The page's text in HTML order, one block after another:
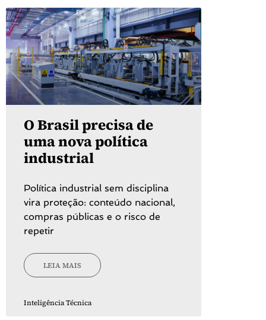
O Brasil precisa de
uma nova política
industrial
Política industrial sem disciplina
vira proteção: conteúdo nacional,
compras públicas e o risco de
repetir
LEIA MAIS
Inteligência Técnica